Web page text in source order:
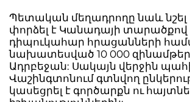
Պետական մեղադրողը նաև նշել
փորձել է Կանադայի տարածքով
դիպուկահար հրացանների
նախատեսված 10 000
Ադրբեջան: Սակայն վերջին
Վաշինգտոնում գտնվող
կասեցրել է գործարքն ու